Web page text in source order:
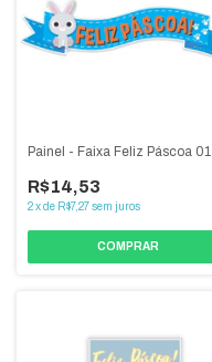
Painel - Faixa Feliz Páscoa 01
R$14,53
2xde R$7,27sem juros